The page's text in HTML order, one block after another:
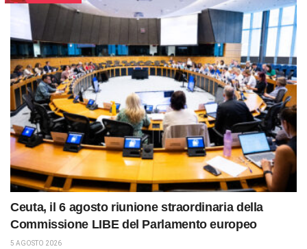
Ceuta, il 6 agosto riunione straordinaria della
Commissione LIBE del Parlamento europeo
5 AGOSTO 2026